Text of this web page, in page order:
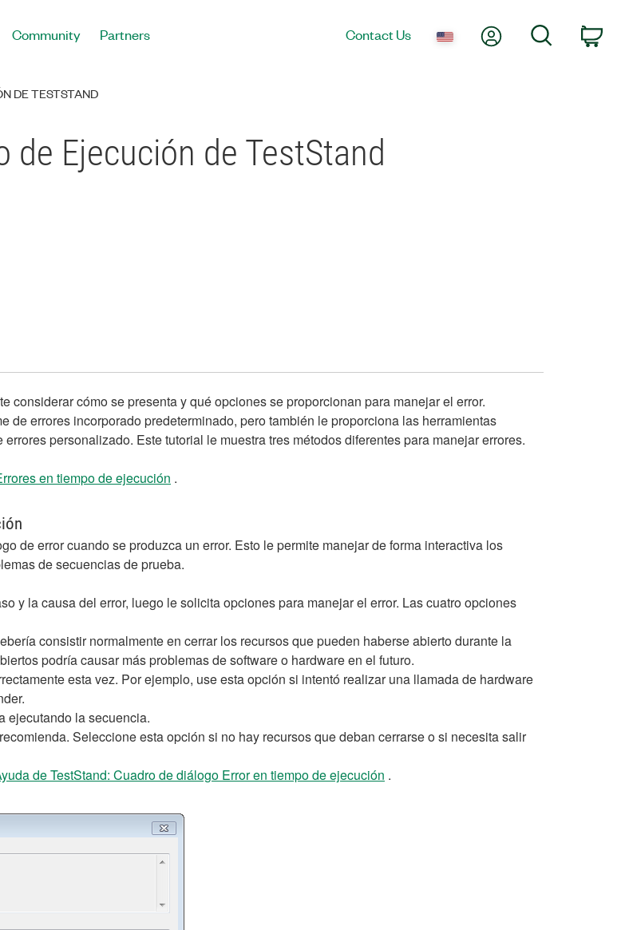
Community Partners Contact Us My AccountSearch
DE TESTSTAND
de Ejecución de TestStand
considerar cómo se presenta y qué opciones se proporcionan para manejar el error.
de errores incorporado predeterminado, pero también le proporciona las herramientas
personalizado. Este tutorial le muestra tres métodos diferentes para manejar errores.
en tiempo de ejecución .
de error cuando se produzca un error. Esto le permite manejar de forma interactiva los
de secuencias de prueba.
y la causa del error, luego le solicita opciones para manejar el error. Las cuatro opciones
consistir normalmente en cerrar los recursos que pueden haberse abierto durante la
podría causar más problemas de software o hardware en el futuro.
esta vez. Por ejemplo, use esta opción si intentó realizar una llamada de hardware
ejecutando la secuencia.
Seleccione esta opción si no hay recursos que deban cerrarse o si necesita salir
de TestStand: Cuadro de diálogo Error en tiempo de ejecución .